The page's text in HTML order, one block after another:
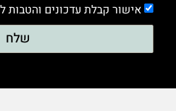
אישור קבלת עדכונים והטבות
שלח